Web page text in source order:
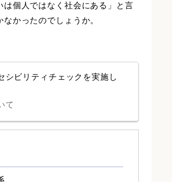
個人ではなく社会にある」と言
かったのでしょうか。
シビリティチェックを実施し
て